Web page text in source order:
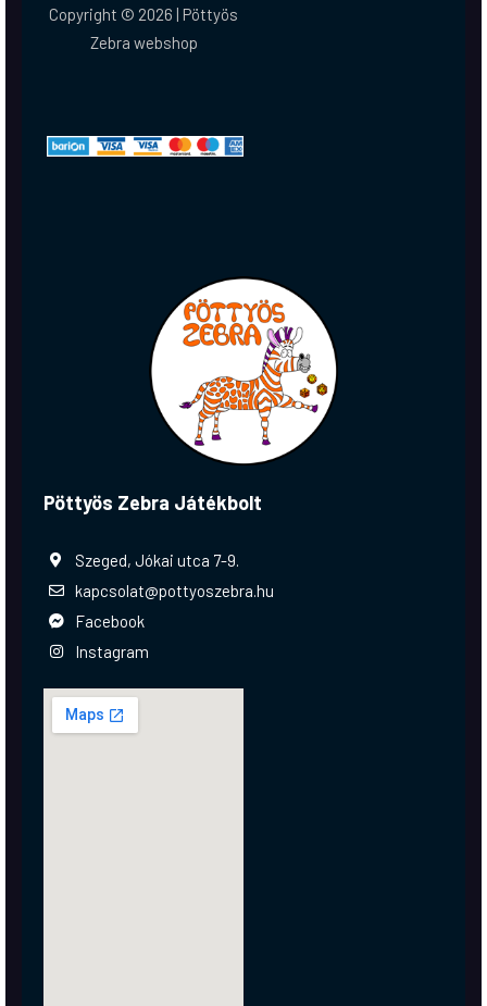
Copyright © 2026 | Pöttyös
Zebra webshop
Pöttyös Zebra Játékbolt
Szeged, Jókai utca 7-9.
kapcsolat@pottyoszebra.hu
Facebook
Instagram